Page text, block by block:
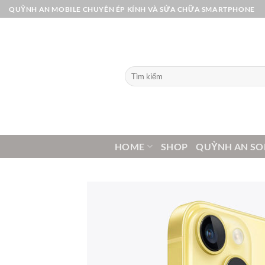
Bỏ
qua
QUỲNH AN MOBILE CHUYÊN ÉP KÍNH VÀ SỬA CHỮA SMARTPHONE
Tìm
kiếm:
HOME SHOP QUỲNH AN